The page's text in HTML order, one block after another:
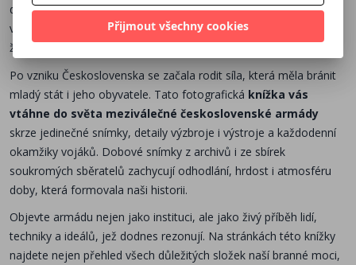
dislokaci útvarů, zbraně a vybavení a výcvik. Pěší pluky, útočná
vozba, hraničářské prapory, letectvo, dělostřelectvo, dragouni,
ženijní vojsko a další složky armády.
Po vzniku Československa se začala rodit síla, která měla bránit
mladý stát i jeho obyvatele. Tato fotografická knížka vás
vtáhne do světa meziválečné československé armády
skrze jedinečné snímky, detaily výzbroje i výstroje a každodenní
okamžiky vojáků. Dobové snímky z archivů i ze sbírek
soukromých sběratelů zachycují odhodlání, hrdost i atmosféru
doby, která formovala naši historii.
Objevte armádu nejen jako instituci, ale jako živý příběh lidí,
techniky a ideálů, jež dodnes rezonují. Na stránkách této knížky
najdete nejen přehled všech důležitých složek naší branné moci,
Přijmout všechny cookies